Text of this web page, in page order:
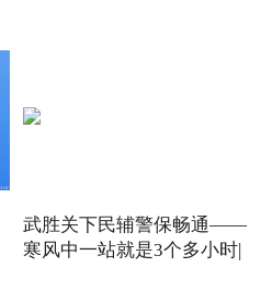
武胜关下民辅警保畅通——
寒风中一站就是3个多小时|